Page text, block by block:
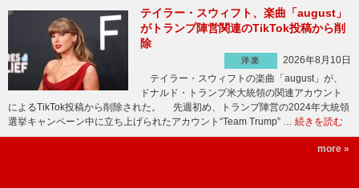
テイラー・スウィフト、楽曲「august」
がトランプ陣営関連のTikTok投稿から削
除
洋楽
2026年8月10日
テイラー・スウィフトの楽曲「august」が、
ドナルド・トランプ米大統領の関連アカウント
によるTikTok投稿から削除された。 先週初め、トランプ陣営の2024年大統領
選挙キャンペーン中に立ち上げられたアカウント“Team Trump” … 続きを読む
more »